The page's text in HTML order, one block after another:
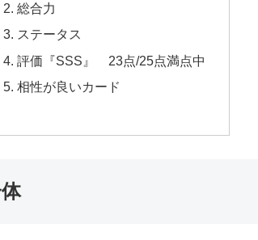
総合力
ステータス
評価『SSS』 23点/25点満点中
相性が良いカード